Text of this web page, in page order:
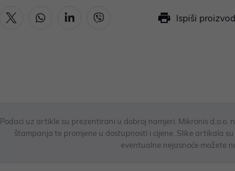
Ispiši proizvod
Podaci uz artikle su prezentirani u dobroj namjeri. Mikronis
štampanja te promjene u dostupnosti i cijene. Slike artikala
eventualne nejasnoće možete